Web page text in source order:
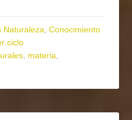
Naturaleza,Conocimiento
ciclo
, materia,